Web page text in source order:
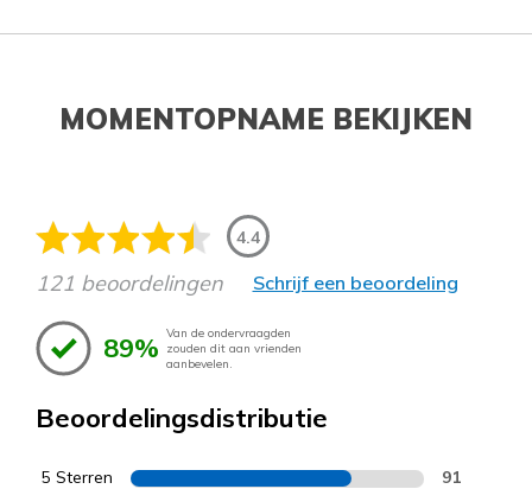
MOMENTOPNAME BEKIJKEN
4.4
121 beoordelingen Schrijf een beoordeling
89% Van de ondervraagden
zouden dit aan vrienden
aanbevelen.
Beoordelingsdistributie
5 Sterren 91